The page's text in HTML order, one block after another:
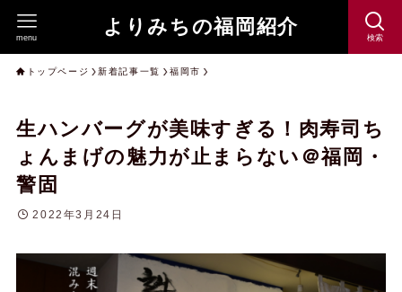
よりみちの福岡紹介 検索
menu
トップページ 新着記事一覧 福岡市
生ハンバーグが美味すぎる！肉寿司ち
ょんまげの魅力が止まらない＠福岡・
警固
2022年3月24日